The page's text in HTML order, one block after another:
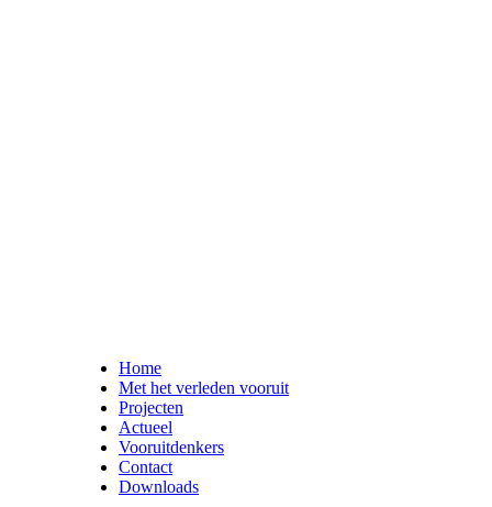
Home
Met het verleden vooruit
Projecten
Actueel
Vooruitdenkers
Contact
Downloads